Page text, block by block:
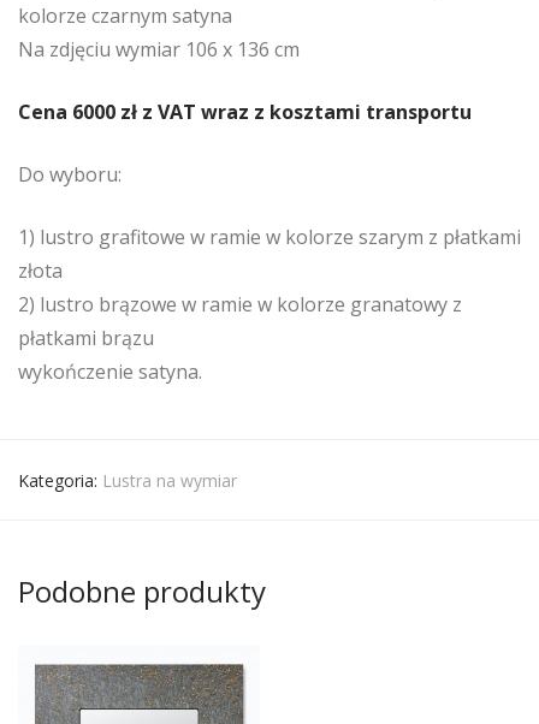
kolorze czarnym satyna
Na zdjęciu wymiar 106 x 136 cm
Cena 6000 zł z VAT wraz z kosztami transportu
Do wyboru:
1) lustro grafitowe w ramie w kolorze szarym z płatkami
złota
2) lustro brązowe w ramie w kolorze granatowy z
płatkami brązu
wykończenie satyna.
Kategoria: Lustra na wymiar
Podobne produkty